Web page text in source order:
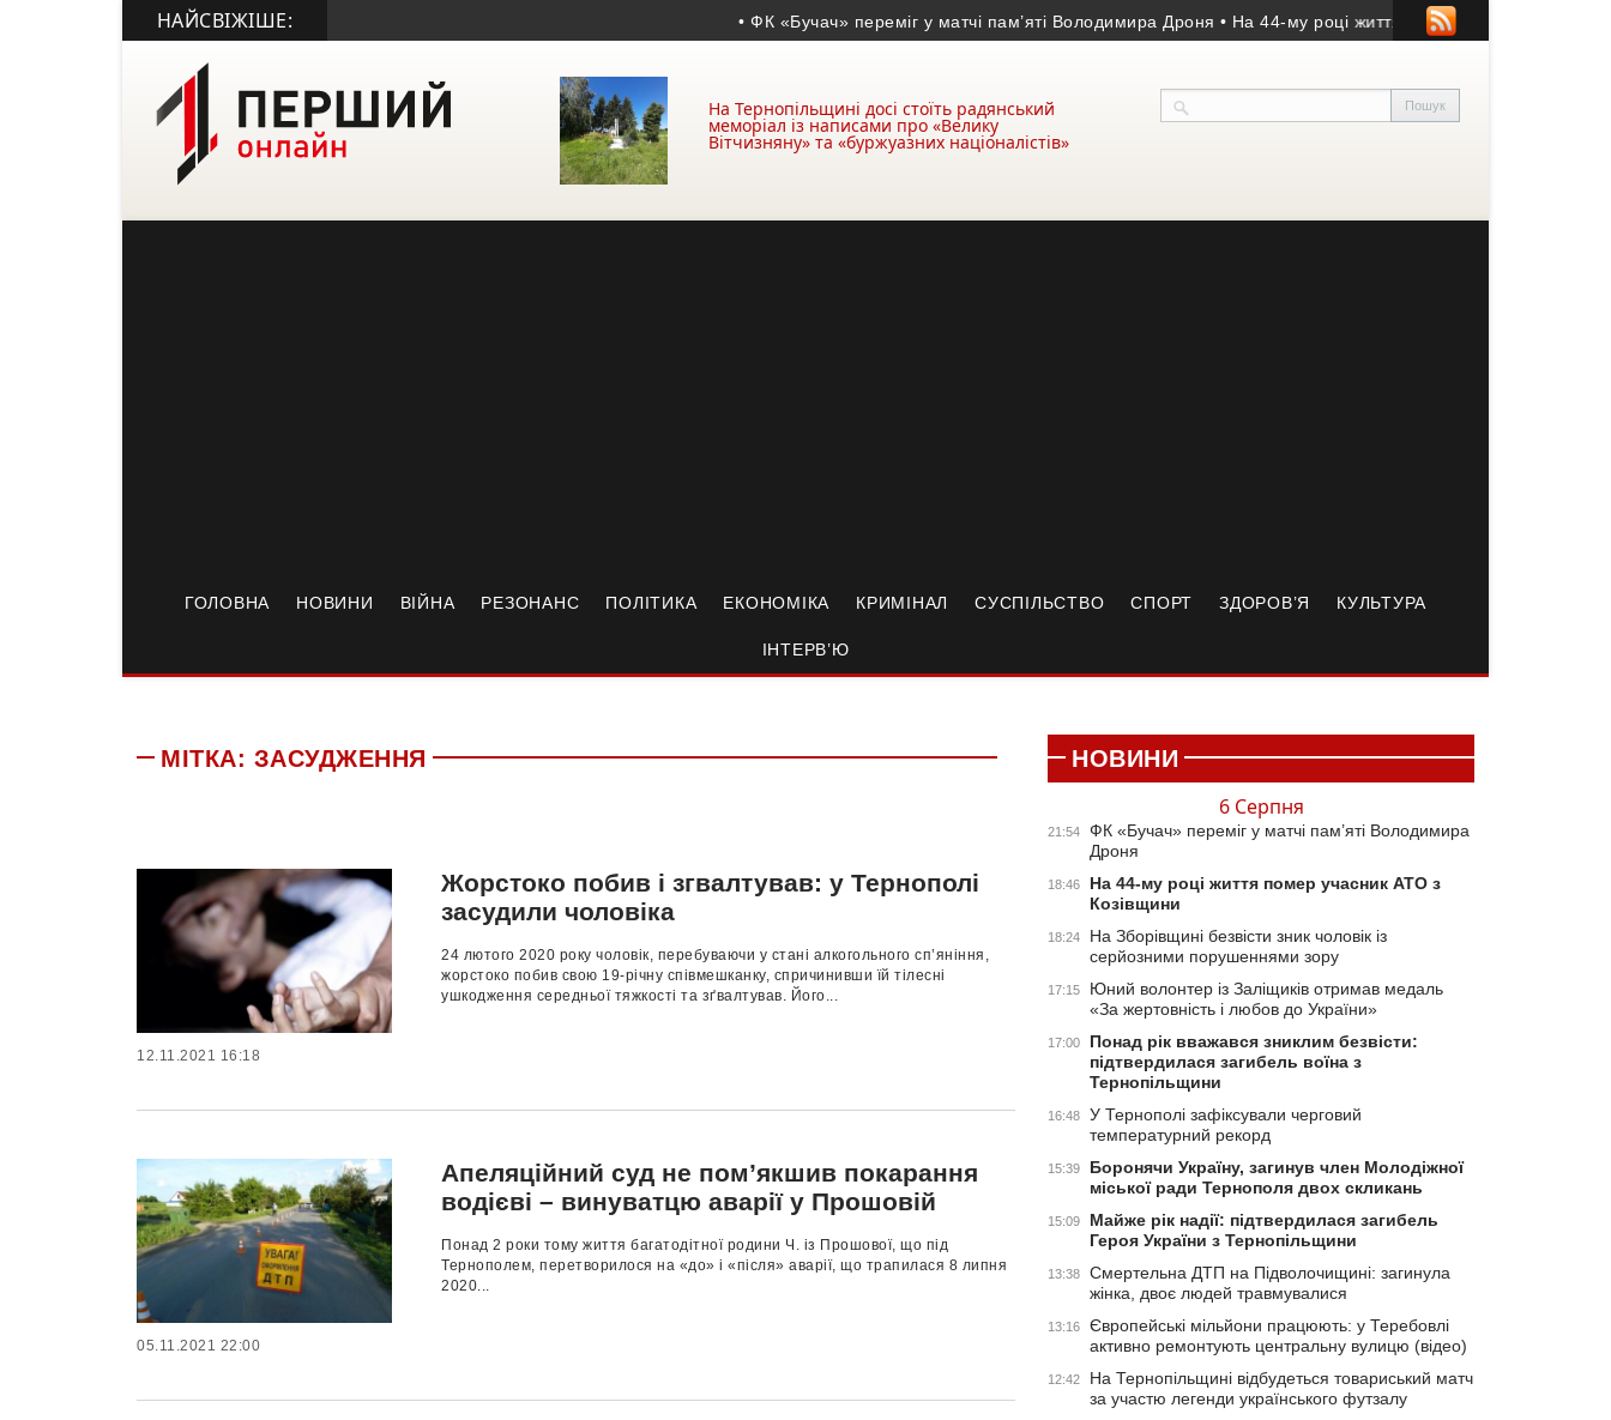
НАЙСВІЖІШЕ: • ФК «Бучач» переміг у матчі пам’яті Володимира Дроня • На 44-му році життя помер учасник АТО з
На Тернопільщині досі стоїть радянський
меморіал із написами про «Велику
Вітчизняну» та «буржуазних націоналістів»
ГОЛОВНА НОВИНИ ВІЙНА РЕЗОНАНС ПОЛІТИКА ЕКОНОМІКА КРИМІНАЛ СУСПІЛЬСТВО СПОРТ ЗДОРОВ’Я КУЛЬТУРА
ІНТЕРВ’Ю
МІТКА: ЗАСУДЖЕННЯ
Жорстоко побив і згвалтував: у Тернополі
засудили чоловіка
24 лютого 2020 року чоловік, перебуваючи у стані алкогольного сп’яніння,
жорстоко побив свою 19-річну співмешканку, спричинивши їй тілесні
ушкодження середньої тяжкості та зґвалтував. Його...
12.11.2021 16:18
Апеляційний суд не пом’якшив покарання
водієві – винуватцю аварії у Прошовій
Понад 2 роки тому життя багатодітної родини Ч. із Прошової, що під
Тернополем, перетворилося на «до» і «після» аварії, що трапилася 8 липня
2020...
05.11.2021 22:00
НОВИНИ
6 Серпня
21:54
ФК «Бучач» переміг у матчі пам’яті Володимира
Дроня
18:46
На 44-му році життя помер учасник АТО з
Козівщини
18:24
На Зборівщині безвісти зник чоловік із
серйозними порушеннями зору
17:15
Юний волонтер із Заліщиків отримав медаль
«За жертовність і любов до України»
17:00
Понад рік вважався зниклим безвісти:
підтвердилася загибель воїна з
Тернопільщини
16:48
У Тернополі зафіксували черговий
температурний рекорд
15:39
Боронячи Україну, загинув член Молодіжної
міської ради Тернополя двох скликань
15:09
Майже рік надії: підтвердилася загибель
Героя України з Тернопільщини
13:38
Смертельна ДТП на Підволочищині: загинула
жінка, двоє людей травмувалися
13:16
Європейські мільйони працюють: у Теребовлі
активно ремонтують центральну вулицю (відео)
12:42
На Тернопільщині відбудеться товариський матч
за участю легенди українського футзалу